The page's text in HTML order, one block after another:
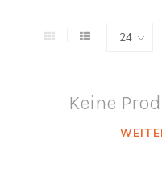
Keine